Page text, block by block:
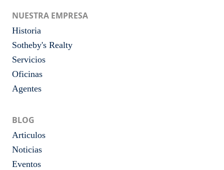
NUESTRA EMPRESA
Historia
Sotheby's Realty
Servicios
Oficinas
Agentes
BLOG
Articulos
Noticias
Eventos